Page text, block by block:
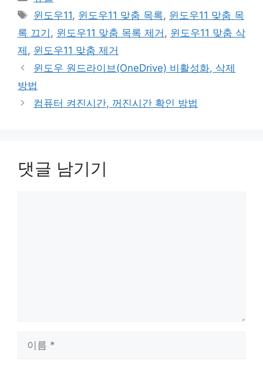
테
리
태
그
윈도우11, 윈도우11 맞춤 목록, 윈도우11 맞춤 목
록 끄기 , 윈도우11 맞춤 목록 제거 , 윈도우11 맞춤 삭
제 , 윈도우11 맞춤 제거
윈도우 원드라이브(OneDrive) 비활성화, 삭제
방법
컴퓨터 켜진시간, 꺼진시간 확인 방법
댓글 남기기